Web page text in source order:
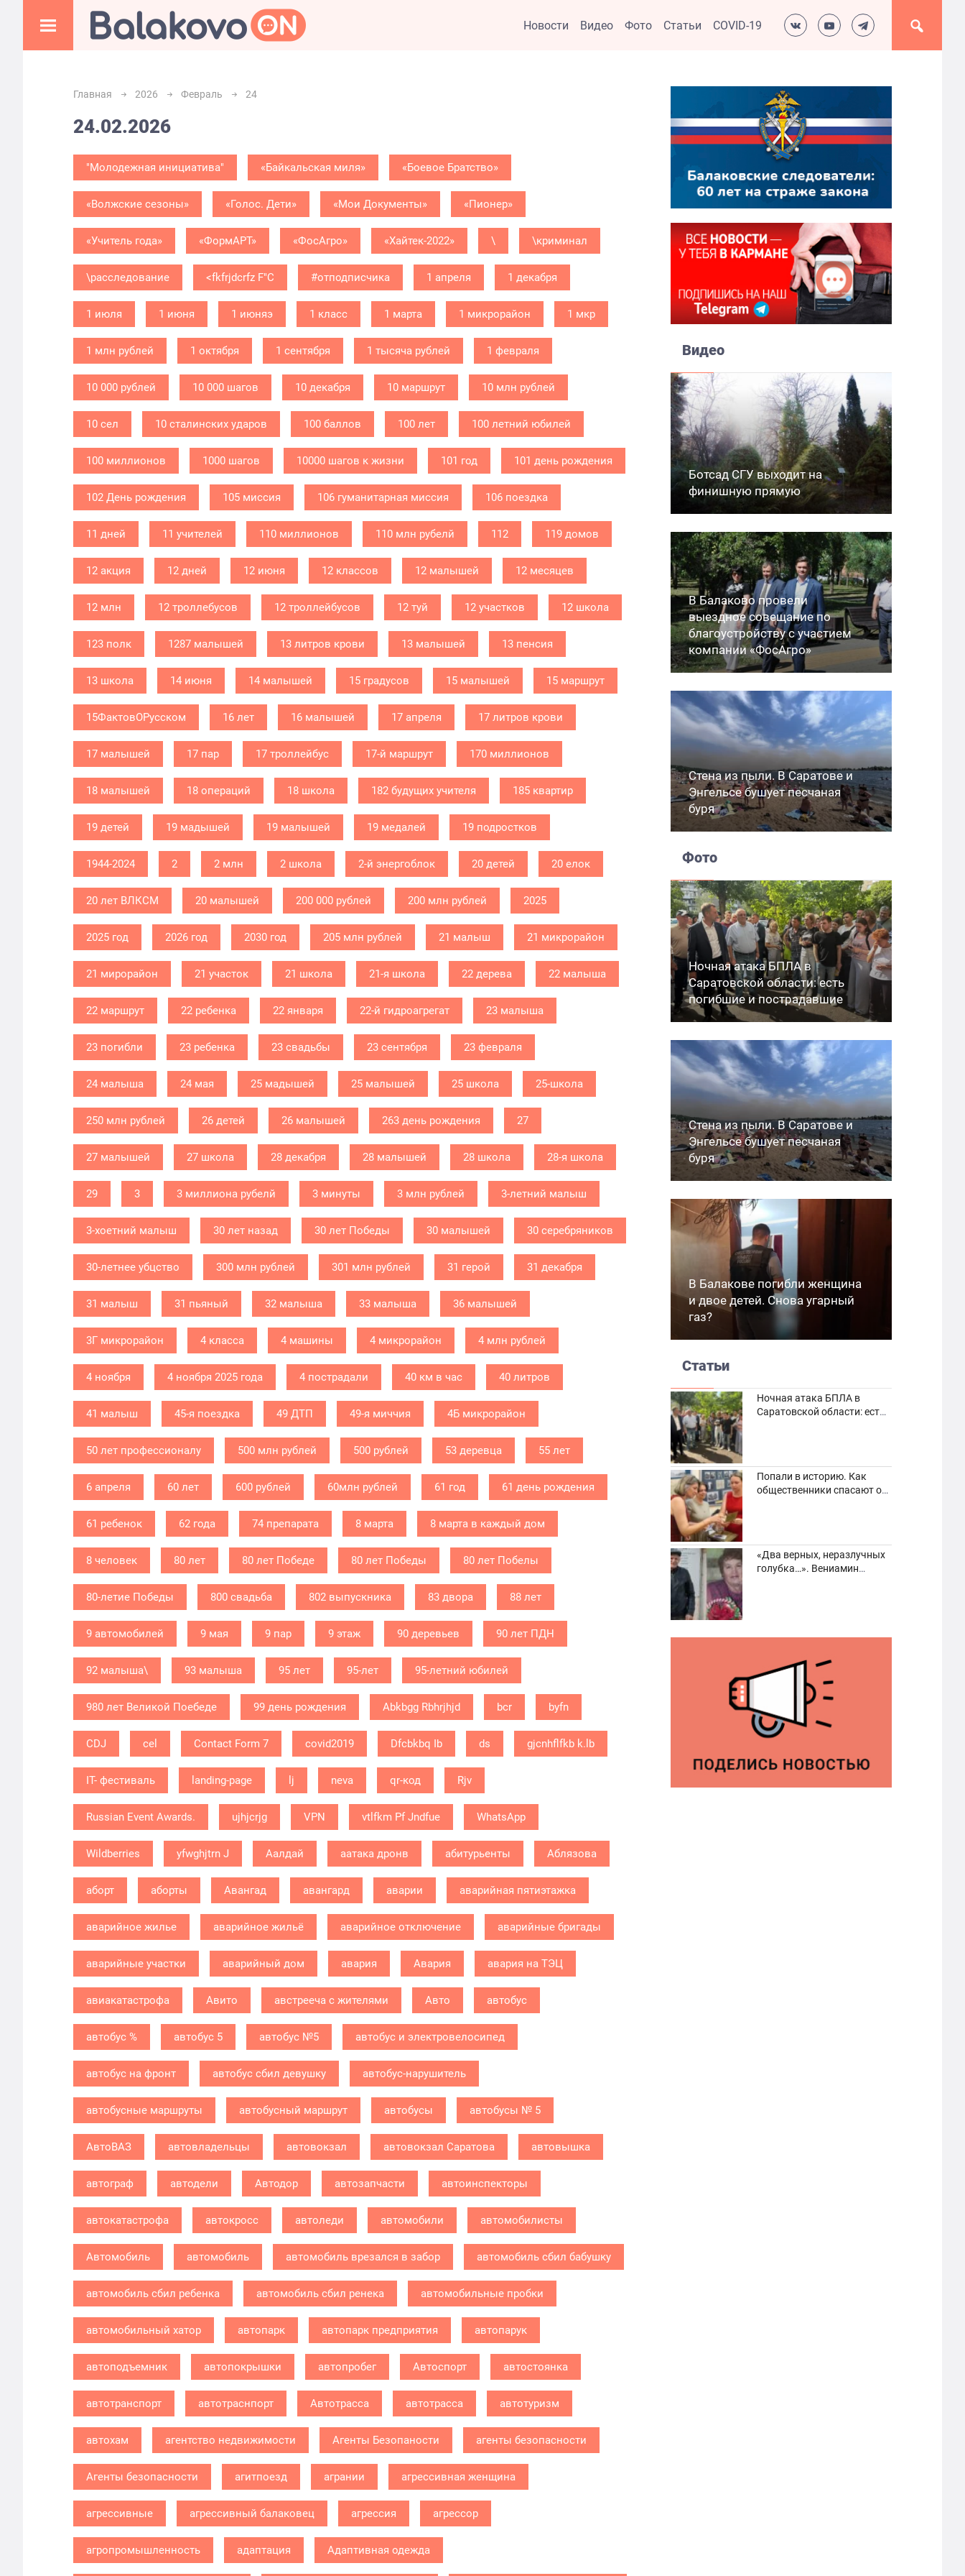
Новости Видео Фото Статьи COVID-19
Главная 2026 Февраль 24
24.02.2026
"Молодежная инициатива" «Байкальская миля» «Боевое Братство»
«Волжские сезоны» «Голос. Дети» «Мои Документы» «Пионер»
«Учитель года» «ФормАРТ» «ФосАгро» «Хайтек-2022» \ \криминал
\расследование <fkfrjdcrfz F"C #отподписчика 1 апреля 1 декабря
1 июля 1 июня 1 июняэ 1 класс 1 марта 1 микрорайон 1 мкр
1 млн рублей 1 октября 1 сентября 1 тысяча рублей 1 февраля
10 000 рублей 10 000 шагов 10 декабря 10 маршрут 10 млн рублей
10 сел 10 сталинских ударов 100 баллов 100 лет 100 летний юбилей
100 миллионов 1000 шагов 10000 шагов к жизни 101 год 101 день рождения
102 День рождения 105 миссия 106 гуманитарная миссия 106 поездка
11 дней 11 учителей 110 миллионов 110 млн рубелй 112 119 домов
12 акция 12 дней 12 июня 12 классов 12 малышей 12 месяцев
12 млн 12 троллебусов 12 троллейбусов 12 туй 12 участков 12 школа
123 полк 1287 малышей 13 литров крови 13 малышей 13 пенсия
13 школа 14 июня 14 малышей 15 градусов 15 малышей 15 маршрут
15ФактовОРусском 16 лет 16 малышей 17 апреля 17 литров крови
17 малышей 17 пар 17 троллейбус 17-й маршрут 170 миллионов
18 малышей 18 операций 18 школа 182 будущих учителя 185 квартир
19 детей 19 мадышей 19 малышей 19 медалей 19 подростков
1944-2024 2 2 млн 2 школа 2-й энергоблок 20 детей 20 елок
20 лет ВЛКСМ 20 малышей 200 000 рублей 200 млн рублей 2025
2025 год 2026 год 2030 год 205 млн рублей 21 малыш 21 микрорайон
21 мирорайон 21 участок 21 школа 21-я школа 22 дерева 22 малыша
22 маршрут 22 ребенка 22 января 22-й гидроагрегат 23 малыша
23 погибли 23 ребенка 23 свадьбы 23 сентября 23 февраля
24 малыша 24 мая 25 мадышей 25 малышей 25 школа 25-школа
250 млн рублей 26 детей 26 малышей 263 день рождения 27
27 малышей 27 школа 28 декабря 28 малышей 28 школа 28-я школа
29 3 3 миллиона рубелй 3 минуты 3 млн рублей 3-летний малыш
3-хоетний малыш 30 лет назад 30 лет Победы 30 малышей 30 серебряников
30-летнее убцство 300 млн рублей 301 млн рублей 31 герой 31 декабря
31 малыш 31 пьяный 32 малыша 33 малыша 36 малышей
3Г микрорайон 4 класса 4 машины 4 микрорайон 4 млн рублей
4 ноября 4 ноября 2025 года 4 пострадали 40 км в час 40 литров
41 малыш 45-я поездка 49 ДТП 49-я миччия 4Б микрорайон
50 лет профессионалу 500 млн рублей 500 рублей 53 деревца 55 лет
6 апреля 60 лет 600 рублей 60млн рублей 61 год 61 день рождения
61 ребенок 62 года 74 препарата 8 марта 8 марта в каждый дом
8 человек 80 лет 80 лет Победе 80 лет Победы 80 лет Побелы
80-летие Победы 800 свадьба 802 выпускника 83 двора 88 лет
9 автомобилей 9 мая 9 пар 9 этаж 90 деревьев 90 лет ПДН
92 малыша\ 93 малыша 95 лет 95-лет 95-летний юбилей
980 лет Великой Поебеде 99 день рождения Abkbgg Rbhrjhjd bcr byfn
CDJ cel Contact Form 7 covid2019 Dfcbkbq Ib ds gjcnhflfkb k.lb
IT- фестиваль landing-page lj neva qr-код Rjv
Russian Event Awards. ujhjcrjg VPN vtlfkm Pf Jndfue WhatsApp
Wildberries yfwghjtrn J Аалдай аатака дронв абитурьенты Аблязова
аборт аборты Авангад авангард аварии аварийная пятиэтажка
аварийное жилье аварийное жильё аварийное отключение аварийные бригады
аварийные участки аварийный дом авария Авария авария на ТЭЦ
авиакатастрофа Авито австрееча с жителями Авто автобус
автобус % автобус 5 автобус №5 автобус и электровелосипед
автобус на фронт автобус сбил девушку автобус-нарушитель
автобусные маршруты автобусный маршрут автобусы автобусы № 5
АвтоВАЗ автовладельцы автовокзал автовокзал Саратова автовышка
автограф автодели Автодор автозапчасти автоинспекторы
автокатастрофа автокросс автоледи автомобили автомобилисты
Автомобиль автомобиль автомобиль врезался в забор автомобиль сбил бабушку
автомобиль сбил ребенка автомобиль сбил ренека автомобильные пробки
автомобильный хатор автопарк автопарк предприятия автопарук
автоподъемник автопокрышки автопробег Автоспорт автостоянка
автотранспорт автотраснпорт Автотрасса автотрасса автотуризм
автохам агентство недвижимости Агенты Безопаности агенты безопасности
Агенты безопасности агитпоезд агрании агрессивная женщина
агрессивные агрессивный балаковец агрессия агрессор
агропромышленность адаптация Адаптивная одежда
Видео
Ботсад СГУ выходит на
финишную прямую
В Балаково провели
выездное совещание по
благоустройству с участием
компании «ФосАгро»
Стена из пыли. В Саратове и
Энгельсе бушует песчаная
буря
Фото
Ночная атака БПЛА в
Саратовской области: есть
погибшие и пострадавшие
Стена из пыли. В Саратове и
Энгельсе бушует песчаная
буря
В Балакове погибли женщина
и двое детей. Снова угарный
газ?
Статьи
Ночная атака БПЛА в
Саратовской области: есть
Попали в историю. Как
общественники спасают от
«Два верных, неразлучных
голубка…». Вениамин